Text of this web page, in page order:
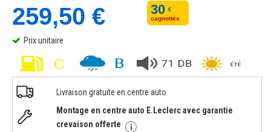
30 €
cagnottés
259,50 €
Prix unitaire
Livraison gratuite en centre auto
Montage en centre auto E.Leclerc avec garantie
crevaison offerte